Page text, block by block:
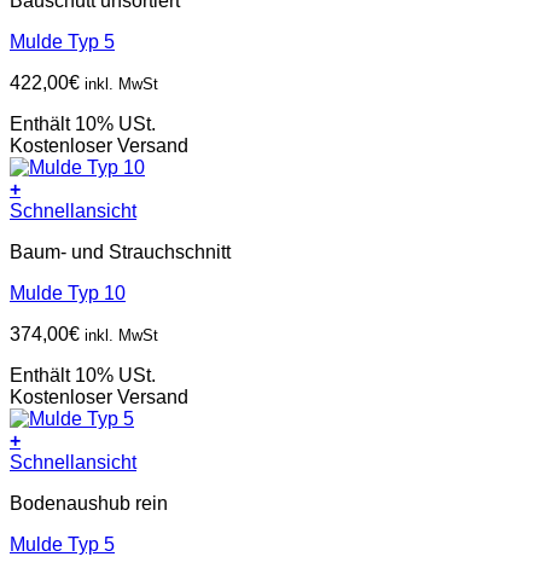
Mulde Typ 5
422,00€ inkl. MwSt
Enthält 10% USt.
Kostenloser Versand
+
Schnellansicht
Baum- und Strauchschnitt
Mulde Typ 10
374,00€ inkl. MwSt
Enthält 10% USt.
Kostenloser Versand
+
Schnellansicht
Bodenaushub rein
Mulde Typ 5